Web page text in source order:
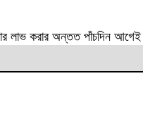
লাভ করার অন্তত পাঁচদিন